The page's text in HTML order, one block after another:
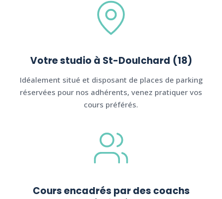
Votre studio à St-Doulchard (18)
Idéalement situé et disposant de places de parking
réservées pour nos adhérents, venez pratiquer vos
cours préférés.
Cours encadrés par des coachs